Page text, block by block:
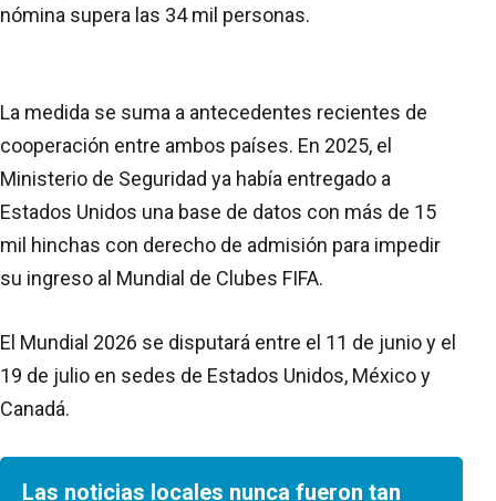
nómina supera las 34 mil personas.
La medida se suma a antecedentes recientes de
cooperación entre ambos países. En 2025, el
Ministerio de Seguridad ya había entregado a
Estados Unidos una base de datos con más de 15
mil hinchas con derecho de admisión para impedir
su ingreso al Mundial de Clubes FIFA.
El Mundial 2026 se disputará entre el 11 de junio y el
19 de julio en sedes de Estados Unidos, México y
Canadá.
Las noticias locales nunca fueron tan